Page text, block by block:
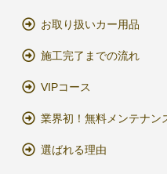
お取り扱いカー用品
施工完了までの流れ
VIPコース
業界初！無料メンテナン
選ばれる理由